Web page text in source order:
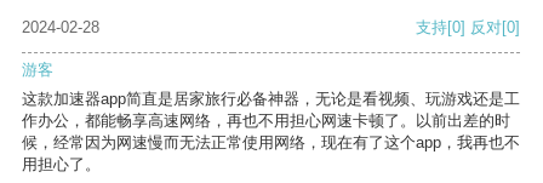
2024-02-28 支持[0] 反对[0]
游客
这款加速器app简直是居家旅行必备神器，无论是看视频、玩游戏还是工
作办公，都能畅享高速网络，再也不用担心网速卡顿了。以前出差的时
候，经常因为网速慢而无法正常使用网络，现在有了这个app，我再也不
用担心了。